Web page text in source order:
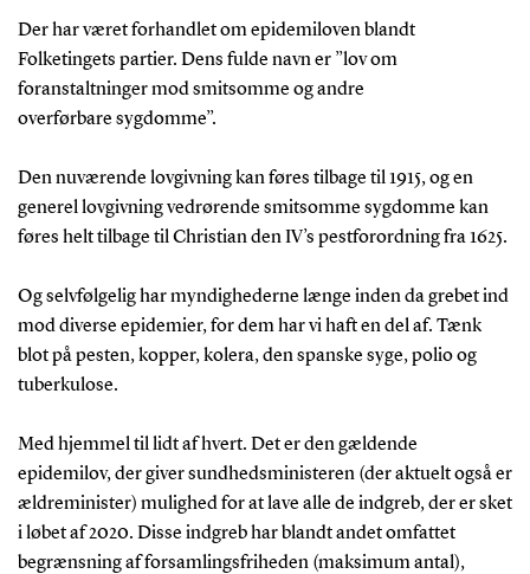
Der har været forhandlet om epidemiloven blandt
Folketingets partier. Dens fulde navn er ”lov om
foranstaltninger mod smitsomme og andre
overførbare sygdomme”.
Den nuværende lovgivning kan føres tilbage til 1915, og en
generel lovgivning vedrørende smitsomme sygdomme kan
føres helt tilbage til Christian den IV’s pestforordning fra 1625.
Og selvfølgelig har myndighederne længe inden da grebet ind
mod diverse epidemier, for dem har vi haft en del af. Tænk
blot på pesten, kopper, kolera, den spanske syge, polio og
tuberkulose.
Med hjemmel til lidt af hvert. Det er den gældende
epidemilov, der giver sundhedsministeren (der aktuelt også er
ældreminister) mulighed for at lave alle de indgreb, der er sket
i løbet af 2020. Disse indgreb har blandt andet omfattet
begrænsning af forsamlingsfriheden (maksimum antal),